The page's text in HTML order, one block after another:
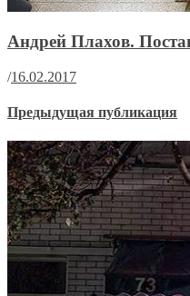
Андрей Плахов.
/16.02.2017
Предыдущая публикация